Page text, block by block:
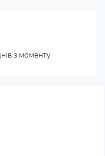
з моменту